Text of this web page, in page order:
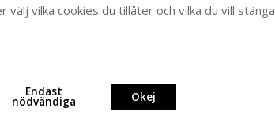
välj vilka cookies du tillåter och vilka du vill stänga
Endast
nödvändiga Okej